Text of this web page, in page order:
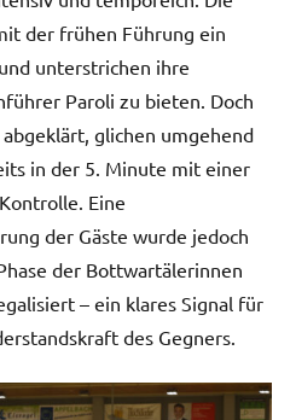
der frühen Führung ein
unterstrichen ihre
Paroli zu bieten. Doch
glichen umgehend
in der 5. Minute mit einer
Eine
der Gäste wurde jedoch
der Bottwartälerinnen
– ein klares Signal für
des Gegners.